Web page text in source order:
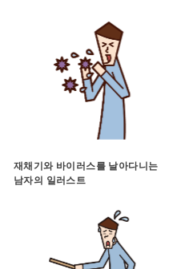
재채기와 바이러스를 날아다니는
남자의 일러스트